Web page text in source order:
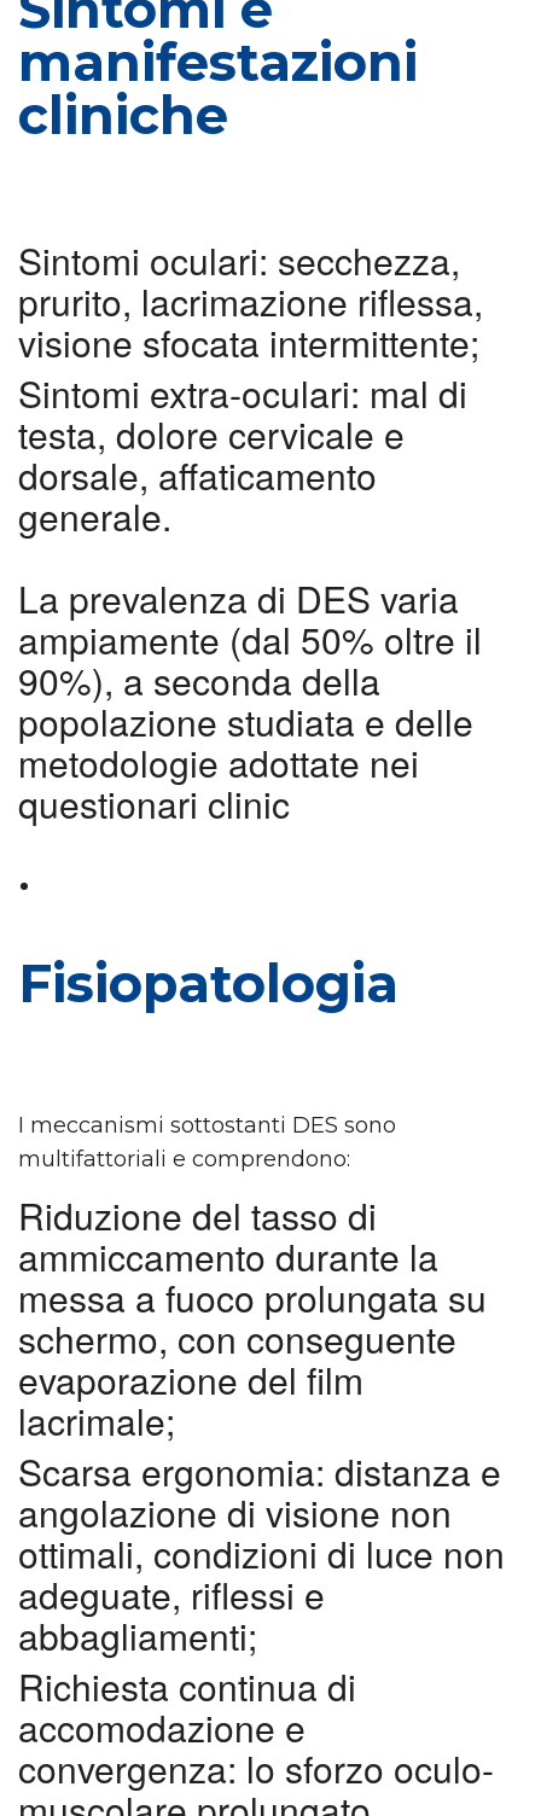
manifestazioni
cliniche
Sintomi oculari: secchezza,
prurito, lacrimazione riflessa,
visione sfocata intermittente;
Sintomi extra-oculari: mal di
testa, dolore cervicale e
dorsale, affaticamento
generale.
La prevalenza di DES varia
ampiamente (dal 50% oltre il
90%), a seconda della
popolazione studiata e delle
metodologie adottate nei
questionari clinic
Fisiopatologia
I meccanismi sottostanti DES sono
multifattoriali e comprendono:
Riduzione del tasso di
ammiccamento durante la
messa a fuoco prolungata su
schermo, con conseguente
evaporazione del film
lacrimale;
Scarsa ergonomia: distanza e
angolazione di visione non
ottimali, condizioni di luce non
adeguate, riflessi e
abbagliamenti;
Richiesta continua di
accomodazione e
convergenza: lo sforzo oculo-